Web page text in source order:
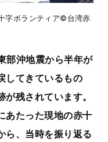
字ボランティア©台湾赤
部沖地震から半年が
してきているもの
残されています。
あたった現地の赤十
ら、当時を振り返る